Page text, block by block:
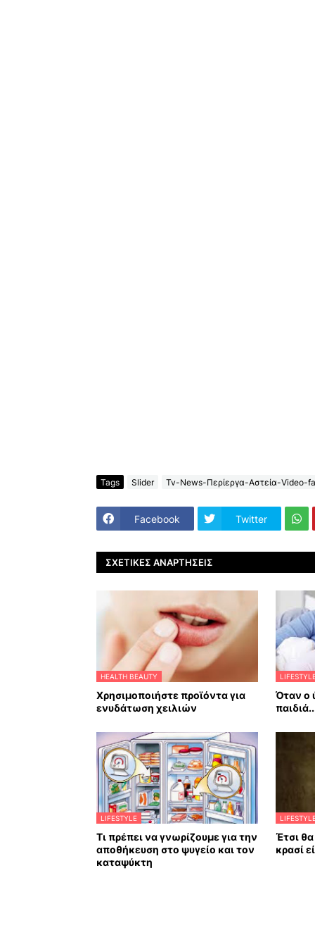
Tags Slider Tv-News-Περίεργα-Αστεία-Video-
Facebook Twitter
ΣΧΕΤΙΚΈΣ ΑΝΑΡΤΉΣΕΙΣ
HEALTH BEAUTY
Χρησιμοποιήστε προϊόντα για
ενυδάτωση χειλιών
Όταν ο
LIFESTYLE
Τι πρέπει να γνωρίζουμε για την
αποθήκευση στο ψυγείο και τον
καταψύκτη
Έτσι
κρασί